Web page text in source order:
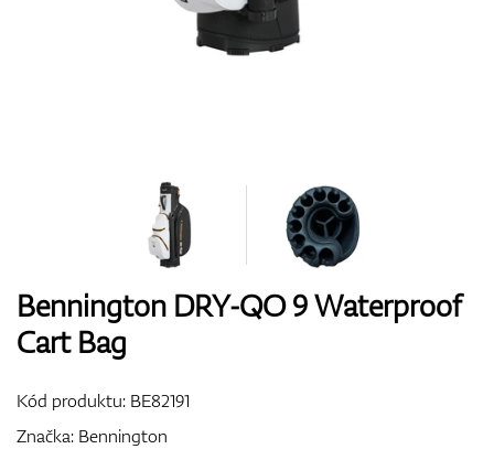
Rukavice
Bennington DRY-QO 9 Waterproof
Cart Bag
Kód produktu: BE82191
Značka: Bennington